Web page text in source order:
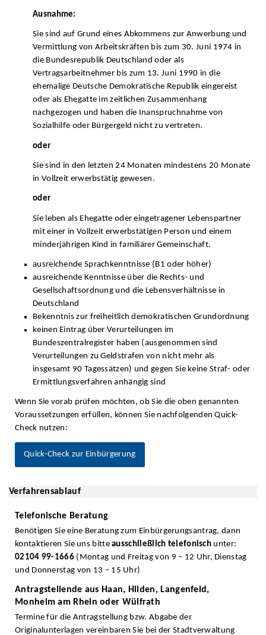
Ausnahme:
Sie sind auf Grund eines Abkommens zur Anwerbung und
Vermittlung von Arbeitskräften bis zum 30. Juni 1974 in
die Bundesrepublik Deutschland oder als
Vertragsarbeitnehmer bis zum 13. Juni 1990 in die
ehemalige Deutsche Demokratische Republik eingereist
oder als Ehegatte im zeitlichen Zusammenhang
nachgezogen und haben die Inanspruchnahme von
Sozialhilfe oder Bürgergeld nicht zu vertreten.
oder
Sie sind in den letzten 24 Monaten mindestens 20 Monate
in Vollzeit erwerbstätig gewesen.
oder
Sie leben als Ehegatte oder eingetragener Lebenspartner
mit einer in Vollzeit erwerbstätigen Person und einem
minderjährigen Kind in familiärer Gemeinschaft.
ausreichende Sprachkenntnisse (B1 oder höher)
ausreichende Kenntnisse über die Rechts- und
Gesellschaftsordnung und die Lebensverhältnisse in
Deutschland
Bekenntnis zur freiheitlich demokratischen Grundordnung
keinen Eintrag über Verurteilungen im
Bundeszentralregister haben (ausgenommen sind
Verurteilungen zu Geldstrafen von nicht mehr als
insgesamt 90 Tagessätzen) und gegen Sie keine Straf- oder
Ermittlungsverfahren anhängig sind
Wenn Sie vorab prüfen möchten, ob Sie die oben genannten
Voraussetzungen erfüllen, können Sie nachfolgenden Quick-
Check nutzen:
Quick-Check zur Einbürgerung
Verfahrensablauf
Telefonische Beratung
Benötigen Sie eine Beratung zum Einbürgerungsantrag, dann
kontaktieren Sie uns bitteausschließlich telefonisch unter:
02104 99-1666(Montag und Freitag von 9 – 12 Uhr, Dienstag
und Donnerstag von 13 – 15 Uhr)
Antragstellende aus Haan, Hilden, Langenfeld,
Monheim am Rhein oder Wülfrath
Termine für die Antragstellung bzw. Abgabe der
Originalunterlagen vereinbaren Sie bei der Stadtverwaltung